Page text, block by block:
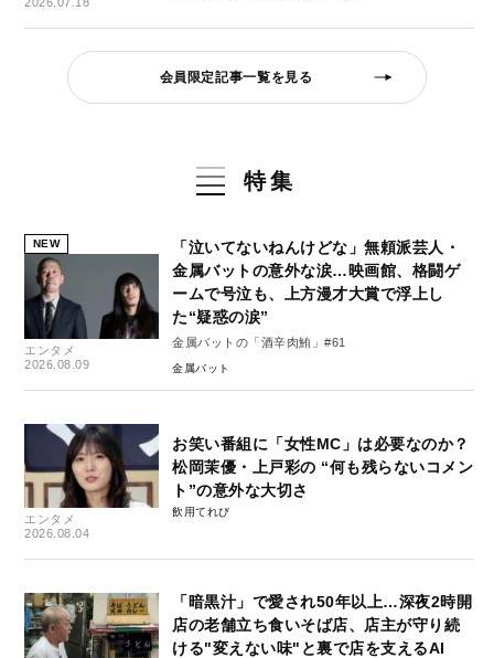
2026.07.18
会員限定記事一覧を見る
特集
NEW
エンタメ
2026.08.09
「泣いてないねんけどな」無頼派芸人・
金属バットの意外な涙…映画館、格闘ゲ
ームで号泣も、上方漫才大賞で浮上し
た“疑惑の涙”
金属バットの「酒辛肉鮪」#61
金属バット
エンタメ
2026.08.04
お笑い番組に「女性MC」は必要なのか？
松岡茉優・上戸彩の “何も残らないコメン
ト”の意外な大切さ
飲用てれび
「暗黒汁」で愛され50年以上…深夜2時開
店の老舗立ち食いそば店、店主が守り続
ける"変えない味"と裏で店を支えるAI